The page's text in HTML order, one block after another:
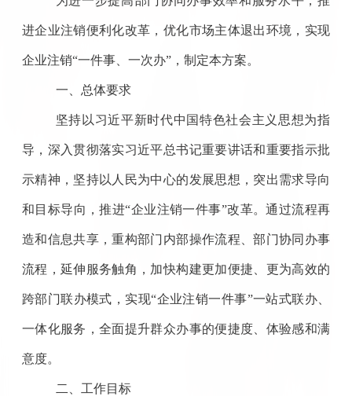
进企业注销便利化改革，优化市场主体退出环境，实现
企业注销“一件事、一次办”，制定本方案。
一、总体要求
坚持以习近平新时代中国特色社会主义思想为指
导，深入贯彻落实习近平总书记重要讲话和重要指示批
示精神，坚持以人民为中心的发展思想，突出需求导向
和目标导向，推进“企业注销一件事”改革。通过流程再
造和信息共享，重构部门内部操作流程、部门协同办事
流程，延伸服务触角，加快构建更加便捷、更为高效的
跨部门联办模式，实现“企业注销一件事”一站式联办、
一体化服务，全面提升群众办事的便捷度、体验感和满
意度。
二、工作目标